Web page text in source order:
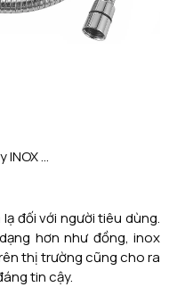
...
đối với người tiêu dùng.
hơn như đồng, inox
thị trường cũng cho ra
tin cậy.